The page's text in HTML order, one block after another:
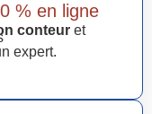
% en ligne
conteur et
expert.